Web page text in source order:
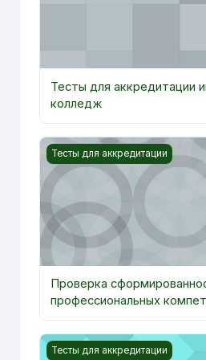
Тесты для аккредитации
колледж
Course image Проверка
Тесты для аккредитации
Проверка
профессиональных
Course image Анатомия
Тесты для аккредитации